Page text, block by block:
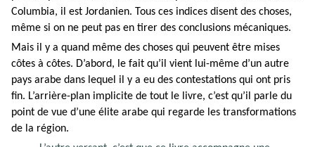
Columbia, il est Jordanien. Tous ces indices disent des choses,
même si on ne peut pas en tirer des conclusions mécaniques.
Mais il y a quand même des choses qui peuvent être mises
côtes à côtes. D’abord, le fait qu’il vient lui-même d’un autre
pays arabe dans lequel il y a eu des contestations qui ont pris
fin. L’arrière-plan implicite de tout le livre, c’est qu’il parle du
point de vue d’une élite arabe qui regarde les transformations
de la région.